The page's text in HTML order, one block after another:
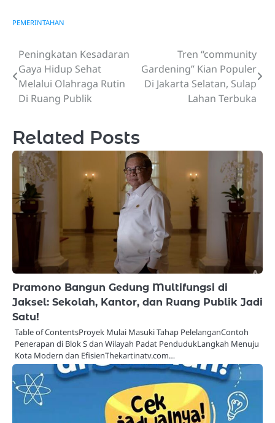
PEMERINTAHAN
Navigasi
pos
Peningkatan Kesadaran
Gaya Hidup Sehat
Melalui Olahraga Rutin
Di Ruang Publik
Tren “community
Gardening” Kian Populer
Di Jakarta Selatan, Sulap
Lahan Terbuka
Related Posts
Pramono Bangun Gedung Multifungsi di
Jaksel: Sekolah, Kantor, dan Ruang Publik Jadi
Satu!
Table of ContentsProyek Mulai Masuki Tahap PelelanganContoh
Penerapan di Blok S dan Wilayah Padat PendudukLangkah Menuju
Kota Modern dan EfisienThekartinatv.com…